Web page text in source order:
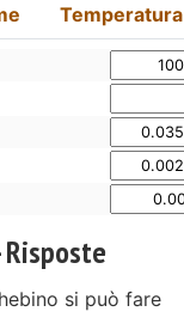
Temperatura
Risposte
si può fare